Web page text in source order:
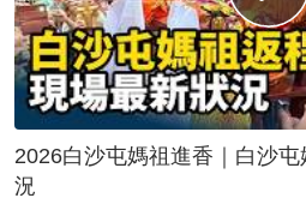
2026白沙屯媽祖進香｜白沙
況